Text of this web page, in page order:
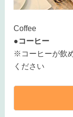
Coffee
●コーヒー
※コーヒーが飲
ください